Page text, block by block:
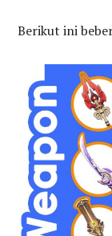
Berikut ini